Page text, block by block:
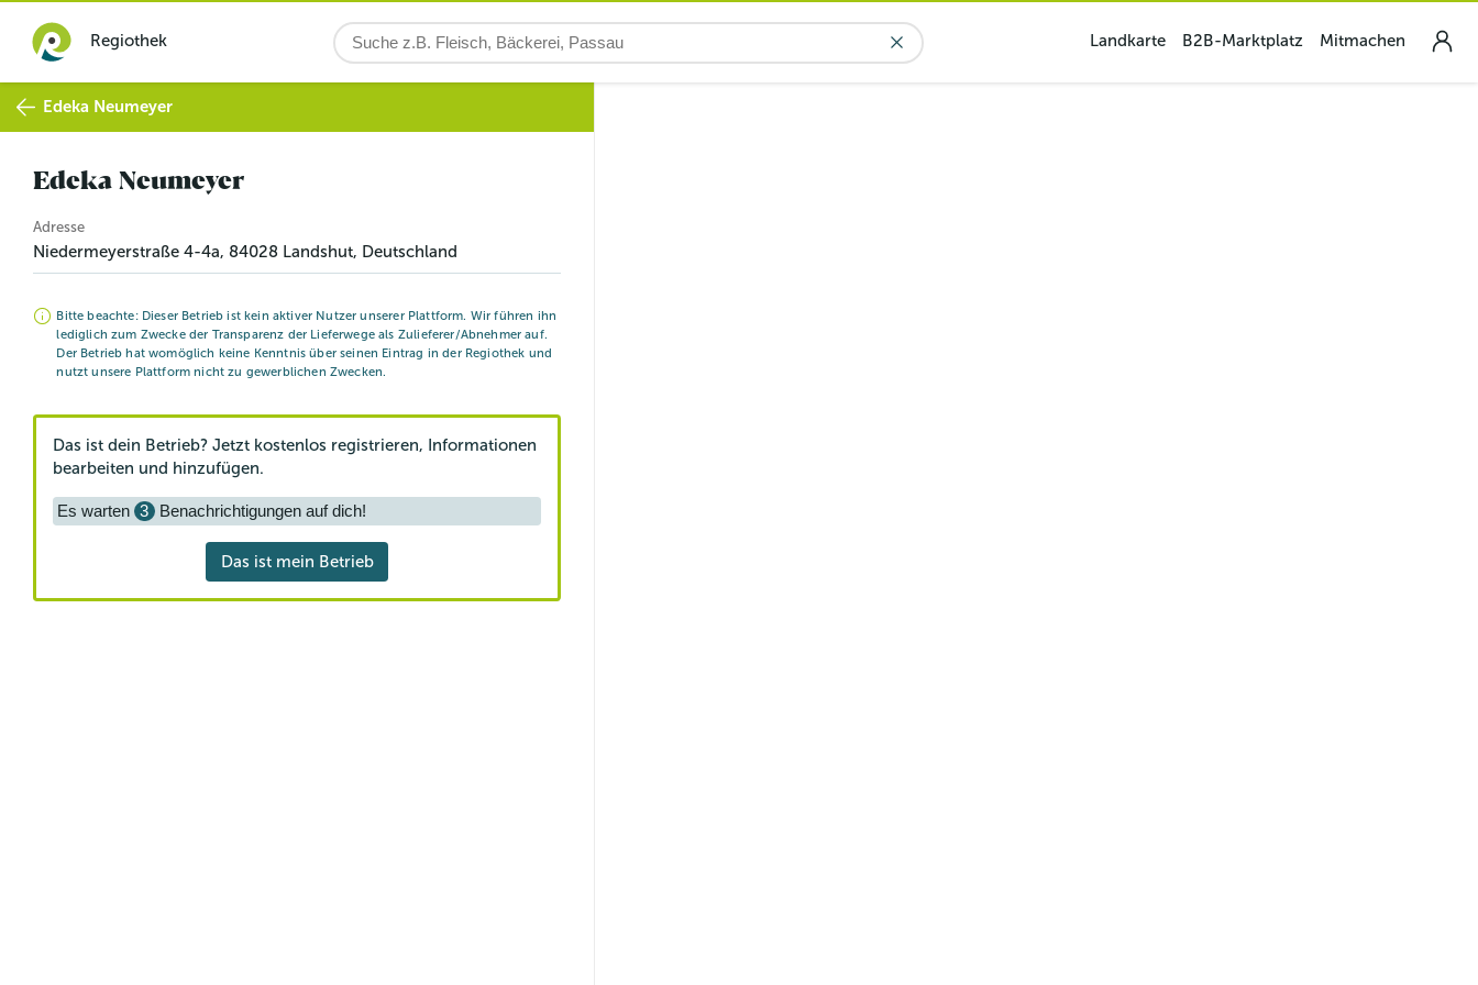
Regiothek Landkarte B2B-Marktplatz Mitmachen
Edeka Neumeyer
Edeka Neumeyer
Adresse
Niedermeyerstraße 4-4a, 84028 Landshut, Deutschland
Bitte beachte: Dieser Betrieb ist kein aktiver Nutzer unserer Plattform. Wir führen ihn
lediglich zum Zwecke der Transparenz der Lieferwege als Zulieferer/Abnehmer auf.
Der Betrieb hat womöglich keine Kenntnis über seinen Eintrag in der Regiothek und
nutzt unsere Plattform nicht zu gewerblichen Zwecken.
Das ist dein Betrieb? Jetzt kostenlos registrieren, Informationen
bearbeiten und hinzufügen.
Es warten 3 Benachrichtigungen auf dich!
Das ist mein Betrieb